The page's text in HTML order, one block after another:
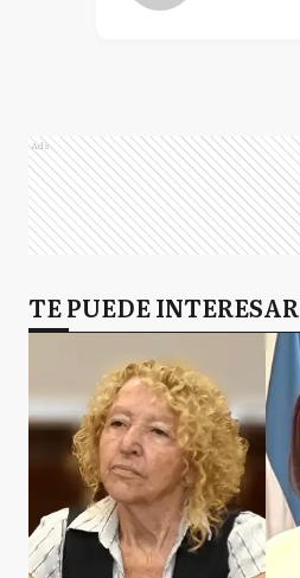
Ads
TE PUEDE INTERESAR